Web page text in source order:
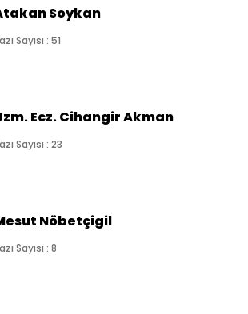
Soykan
Sayısı : 51
Ecz. Cihangir Akman
Sayısı : 23
Nöbetçigil
Sayısı : 8